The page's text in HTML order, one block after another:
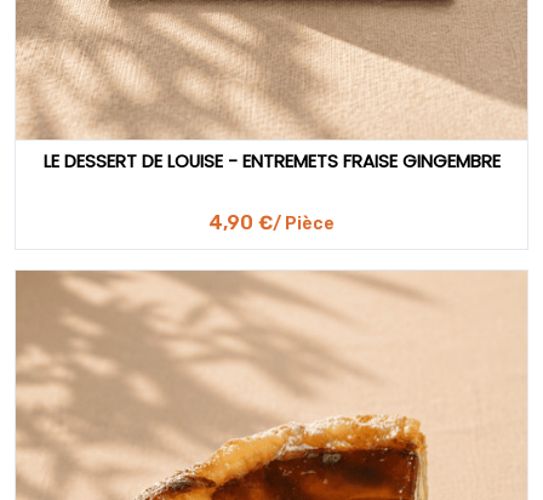
LE DESSERT DE LOUISE - ENTREMETS FRAISE GINGEMBRE
4,90 €/ Pièce